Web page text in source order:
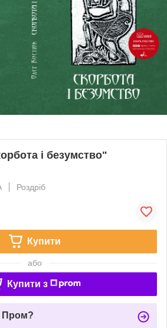
і безумство"
Роздріб
Купити
або
Купити з
Пром?